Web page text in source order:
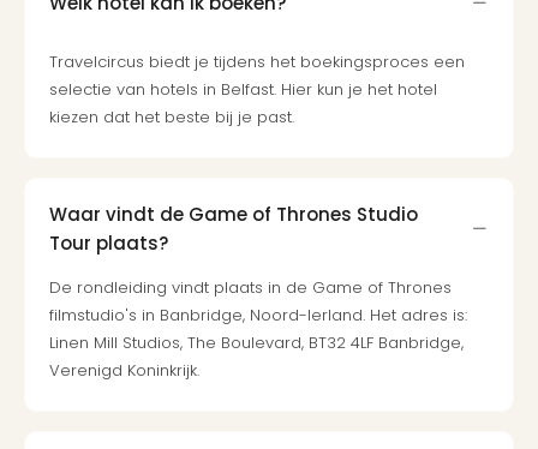
Travelcircus biedt je tijdens het boekingsproces een
selectie van hotels in Belfast. Hier kun je het hotel
kiezen dat het beste bij je past.
Waar vindt de Game of Thrones Studio
Tour plaats?
De rondleiding vindt plaats in de Game of Thrones
filmstudio's in Banbridge, Noord-Ierland. Het adres is:
Linen Mill Studios, The Boulevard, BT32 4LF Banbridge,
Verenigd Koninkrijk.